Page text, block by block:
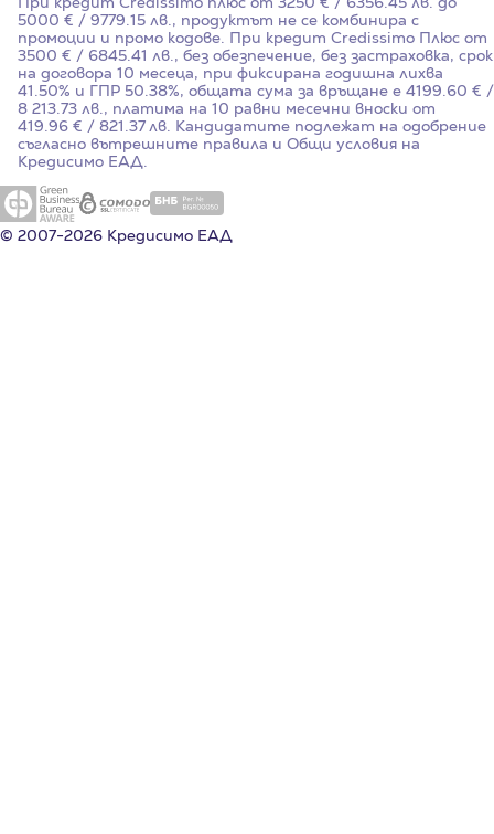
5000 € / 9779.15 лв., продуктът не се комбинира с
промоции и промо кодове. При кредит Credissimo Плюс от
3500 € / 6845.41 лв., без обезпечение, без застраховка, срок
на договора 10 месеца, при фиксирана годишна лихва
41.50% и ГПР 50.38%, общата сума за връщане е 4199.60 € /
8 213.73 лв., платима на 10 равни месечни вноски от
419.96 € / 821.37 лв. Кандидатите подлежат на одобрение
съгласно вътрешните правила и Общи условия на
Кредисимо ЕАД.
© 2007-2026 Кредисимо ЕАД